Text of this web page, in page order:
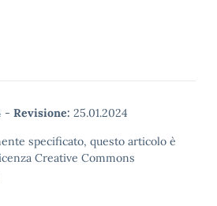
- Revisione: 25.01.2024
specificato, questo articolo è
Creative Commons